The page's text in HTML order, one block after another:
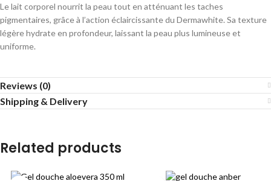
Le lait corporel nourrit la peau tout en atténuant les taches
pigmentaires, grâce à l’action éclaircissante du Dermawhite. Sa texture
légère hydrate en profondeur, laissant la peau plus lumineuse et
uniforme.
Reviews (0)
Shipping & Delivery
Related products